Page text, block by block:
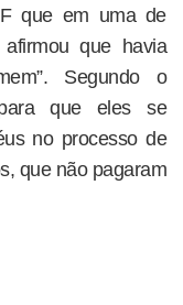
que em uma de
que havia
Segundo o
que eles se
no processo de
que não pagaram